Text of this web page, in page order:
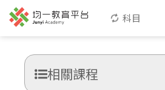
科目
相關課程